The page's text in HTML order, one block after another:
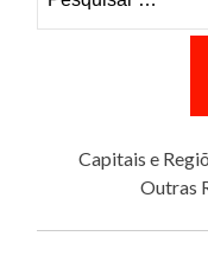
Capitais e
Outras